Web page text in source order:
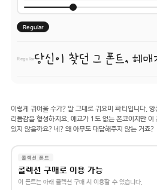
Regular
Regular당신이 찾던 그 폰트, 헤
이렇게 귀여울 수가? 말 그대로 귀요미 파티입니다.
리듬감을 형성하지요. 애교가 1도 없는 폰코이지만
있지 않을까요? 네? 왜 아무도 대답해주지 않는 거죠?
콜렉션 폰트
콜렉션 구매로 이용 가능
이 폰트는 아래 콜렉션 구매 시 이용할 수 있습니다.